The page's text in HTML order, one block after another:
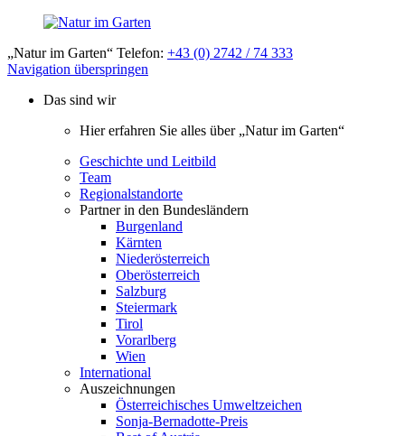
„Natur im Garten“ Telefon: +43 (0) 2742 / 74 333
Navigation überspringen
Das sind wir
Hier erfahren Sie alles über „Natur im Garten“
Geschichte und Leitbild
Team
Regionalstandorte
Partner in den Bundesländern
Burgenland
Kärnten
Niederösterreich
Oberösterreich
Salzburg
Steiermark
Tirol
Vorarlberg
Wien
International
Auszeichnungen
Österreichisches Umweltzeichen
Sonja-Bernadotte-Preis